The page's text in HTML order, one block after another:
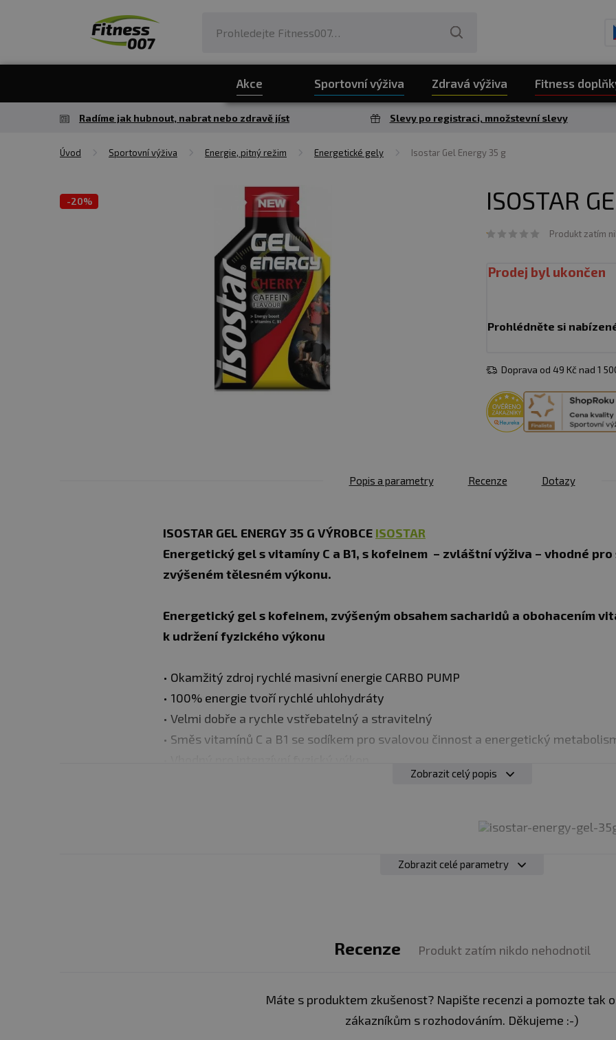
Akce Sportovní výživa Zdravá výživa Fitness
Radíme jak hubnout, nabrat nebo zdravě jíst Slevy po registraci, množstevní slevy
Úvod Sportovní výživa Energie, pitný režim Energetické gely Isostar Gel Energy 35 g
-20% ISOSTAR
Produkt zatím
Prodej byl ukončen
Prohlédněte si
Doprava od 49 Kč nad 1
Popis a parametry Recenze Dotazy
ISOSTAR GEL ENERGY 35 G VÝROBCE ISOSTAR
Energetický gel s vitamíny C a B1, s kofeinem – zvláštní výživa – vhodné
zvýšeném tělesném výkonu.
Energetický gel s kofeinem, zvýšeným obsahem sacharidů a obohacením
k udržení fyzického výkonu
• Okamžitý zdroj rychlé masivní energie CARBO PUMP
• 100% energie tvoří rychlé uhlohydráty
• Velmi dobře a rychle vstřebatelný a stravitelný
• Směs vitamínů C a B1 se sodíkem pro svalovou činnost a energetický
Může se užívat po 30 min. vykonu a nejlépe 20-30 min. před ukončením
Potravina určená pro zvláštní výživu.Určeno pro zvláštní výživu. Není určeno
nevhodným použitím nebo skladováním.
Zobrazit celý popis
Zobrazit celé parametry
Recenze Produkt zatím nikdo nehodnotil
Máte s produktem zkušenost? Napište recenzi a pomozte tak
zákazníkům s rozhodováním. Děkujeme :-)